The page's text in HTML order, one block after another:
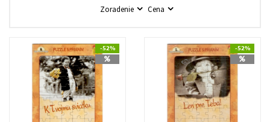
Zoradenie Cena
-52% -52%